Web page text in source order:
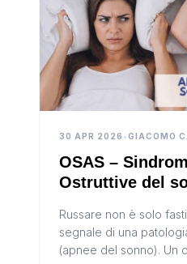
30 APR 2026 •GIACOMO
OSAS –
Ostruttive del
Russare non è solo
segnale di una
(apnee del sonno). Un